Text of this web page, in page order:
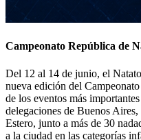
Campeonato República de
Del 12 al 14 de junio, el
nueva edición del
de los eventos más
delegaciones de Buenos
Estero, junto a más de 30
a la ciudad en las categorías